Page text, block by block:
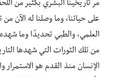
مر تاريخينا البشري بكثير من
على حياتنا، وما وصلنا له الآن
العلمي، والطبي تحديدًا وما
من تلك الثورات التي شهدها
الإنسان منذ القدم هو الاستمرار